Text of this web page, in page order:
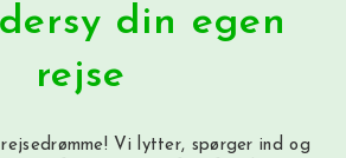
din egen
rejse
Vi lytter, spørger ind og